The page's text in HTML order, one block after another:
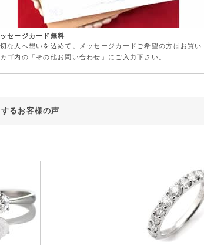
セージカード無料
な人へ想いを込めて。メッセージカードご希望の方はお買い
ゴ内の「その他お問い合わせ」にご入力下さい。
るお客様の声